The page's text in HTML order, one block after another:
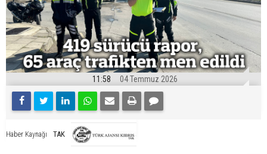
11:58 04 Temmuz 2026
Haber Kaynağı TAK